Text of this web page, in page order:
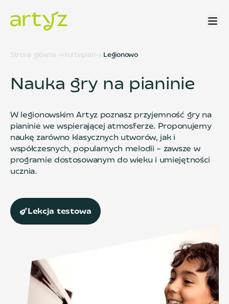
Strona główna Fortepian Legionowo
Nauka gry na pianinie
W legionowskim Artyz poznasz przyjemność gry na
pianinie we wspierającej atmosferze. Proponujemy
naukę zarówno klasycznych utworów, jak i
współczesnych, popularnych melodii – zawsze w
programie dostosowanym do wieku i umiejętności
ucznia.
Lekcja testowa